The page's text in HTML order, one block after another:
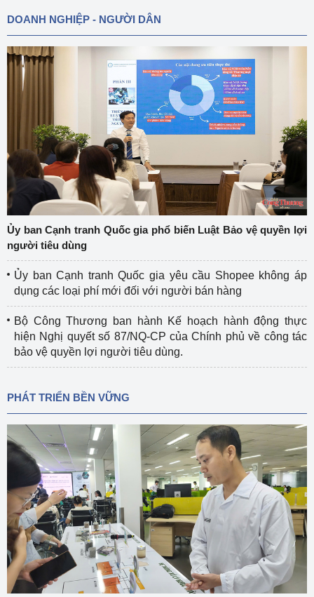
DOANH NGHIỆP - NGƯỜI DÂN
Ủy ban Cạnh tranh Quốc gia phổ biến Luật Bảo vệ quyền lợi
người tiêu dùng
Ủy ban Cạnh tranh Quốc gia yêu cầu Shopee không áp
dụng các loại phí mới đối với người bán hàng
Bộ Công Thương ban hành Kế hoạch hành động thực
hiện Nghị quyết số 87/NQ-CP của Chính phủ về công tác
bảo vệ quyền lợi người tiêu dùng.
PHÁT TRIỂN BỀN VỮNG